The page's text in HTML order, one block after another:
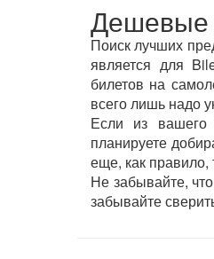
Дешевые
Поиск лучших
является для
билетов на
всего лишь надо
Если из
планируете
еще, как
Не забывайте,
забывайте